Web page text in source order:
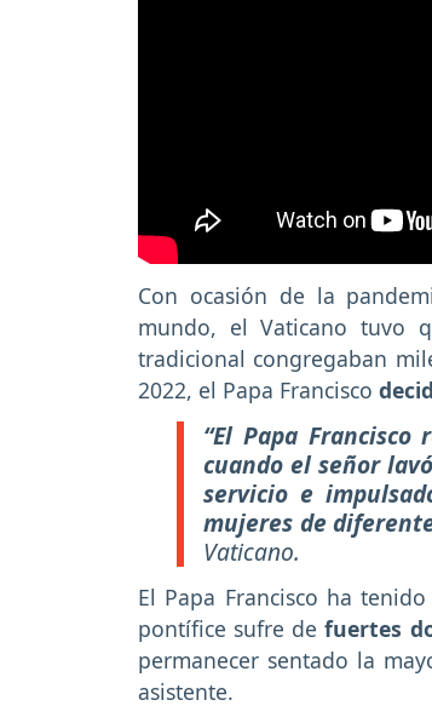
Con ocasión de la
mundo, el Vaticano tuvo
tradicional congregaban
2022, el Papa Francisco
“El Papa
cuando el señor
servicio e
mujeres de
Vaticano.
El Papa Francisco ha
pontífice sufre defuertes
permanecer sentado la
asistente.